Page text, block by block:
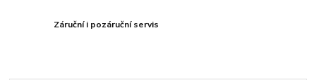
Záruční i pozáruční servis